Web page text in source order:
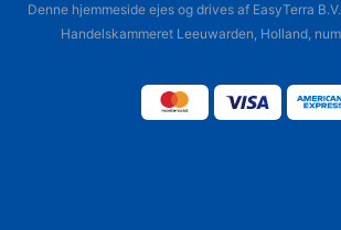
Denne hjemmeside ejes og drives af EasyTerra
Handelskammeret Leeuwarden, Holland,